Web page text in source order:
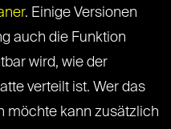
. Einige Versionen
auch die Funktion
wird, wie der
verteilt ist. Wer das
möchte kann zusätzlich